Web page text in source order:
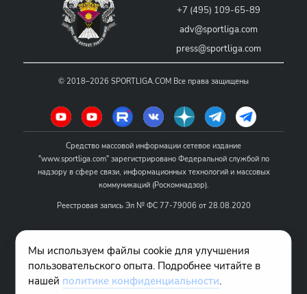
+7 (495) 109-65-89
adv@sportliga.com
press@sportliga.com
© 2018–2026 SPORTLIGA.COM Все права защищены
Средство массовой информации сетевое издание
"www.sportliga.com" зарегистрировано Федеральной службой по
надзору в сфере связи, информационных технологий и массовых
коммуникаций (Роскомнадзор).
Реестровая запись Эл № ФС 77-79006 от 28.08.2020
Учредитель СМИ сетевого издания "www.sportliga.com": ИП Чамин
О.Н.
Главный редактор СМИ сетевого издания "www.sportliga.com":
Мы используем файлы cookie для улучшения
пользовательского опыта. Подробнее читайте в
нашей политике конфиденциальности.